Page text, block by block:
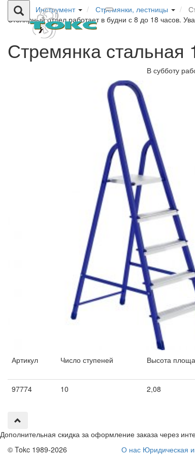
Инструмент Стремянки, лестницы
Столярный отдел работает в будни с 8 до 18 часов.
Стремянка
В субботу
Артикул Число ступеней Высота
97774 10 2,08
Дополнительная скидка за оформление заказа через
© Tokc 1989-2026
О нас Юридическая